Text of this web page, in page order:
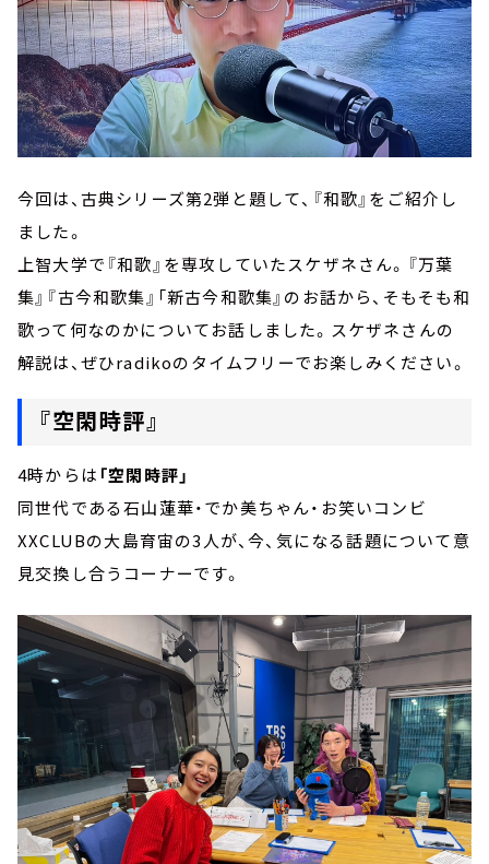
今回は、古典シリーズ第2弾と題して、『和歌』をご紹介し
ました。
上智大学で『和歌』を専攻していたスケザネさん。『万葉
集』『古今和歌集』「新古今和歌集』のお話から、そもそも和
歌って何なのかについてお話しました。スケザネさんの
解説は、ぜひradikoのタイムフリーでお楽しみください。
『空閑時評』
4時からは 「空閑時評」
同世代である石山蓮華・でか美ちゃん・お笑いコンビ
XXCLUBの大島育宙の3人が、今、気になる話題について意
見交換し合うコーナーです。